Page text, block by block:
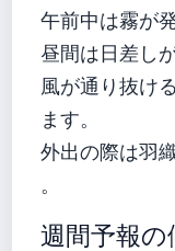
午前中は霧が
昼間は日差し
風が通り抜け
ます。
外出の際は羽
。
週間予報の